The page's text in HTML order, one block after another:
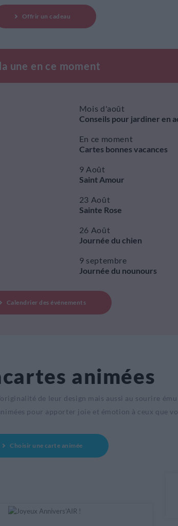
Offrir un cadeau
une en ce moment
Mois d'août
Conseils pour jardiner en
En ce moment
Cartes bonnes vacances
9 Août
Saint Amour
23 Août
Sainte Rose
26 Août
Journée du chien
9 septembre
Journée du nounours
Calendrier des événements
animées
de leur design mais aussi au sourire
pour apporter joie et émotion à ceux que
Choisir une carte animée